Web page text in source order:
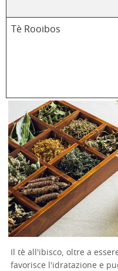
Tè Rooibos
Il tè all'ibisco, oltre a
favorisce l'idratazione e